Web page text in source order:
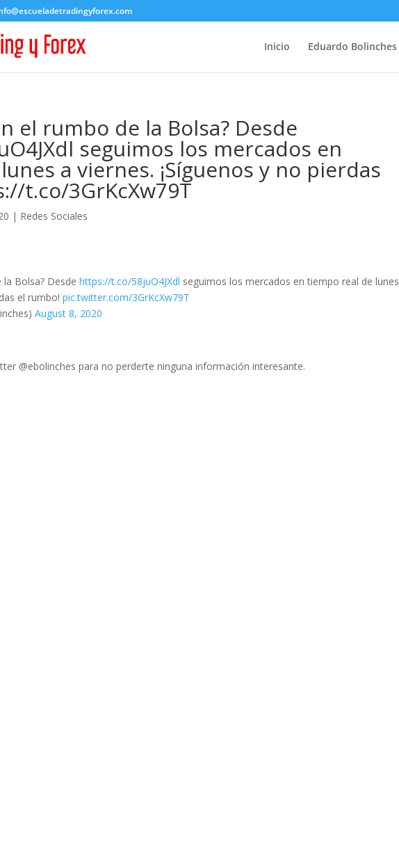
Inicio Eduardo Bolinches
el rumbo de la Bolsa? Desde
seguimos los mercados en
a viernes. ¡Síguenos y no pierdas
t.co/3GrKcXw79T
| Redes Sociales
la Bolsa? Desdehttps://t.co/58juO4JXdl seguimos los mercados en tiempo real de lunes
el rumbo!pic.twitter.com/3GrKcXw79T
August 8, 2020
@ebolinches para no perderte ninguna información interesante.